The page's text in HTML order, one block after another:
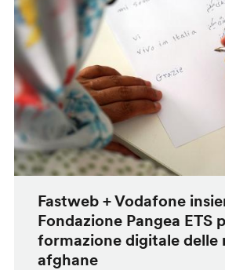
Fastweb + Vodafone
Fondazione Pangea ETS
formazione digitale delle
afghane